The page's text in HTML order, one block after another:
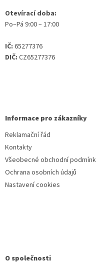
Otevírací doba:
Po–Pá 9:00 – 17:00
IČ: 65277376
DIČ: CZ65277376
Informace pro zákazníky
Reklamační řád
Kontakty
Všeobecné obchodní
Ochrana osobních údajů
Nastavení cookies
O společnosti